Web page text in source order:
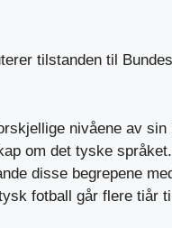
tilstanden til
nivåene av
om det tyske
disse begrepene
fotball går flere tiår